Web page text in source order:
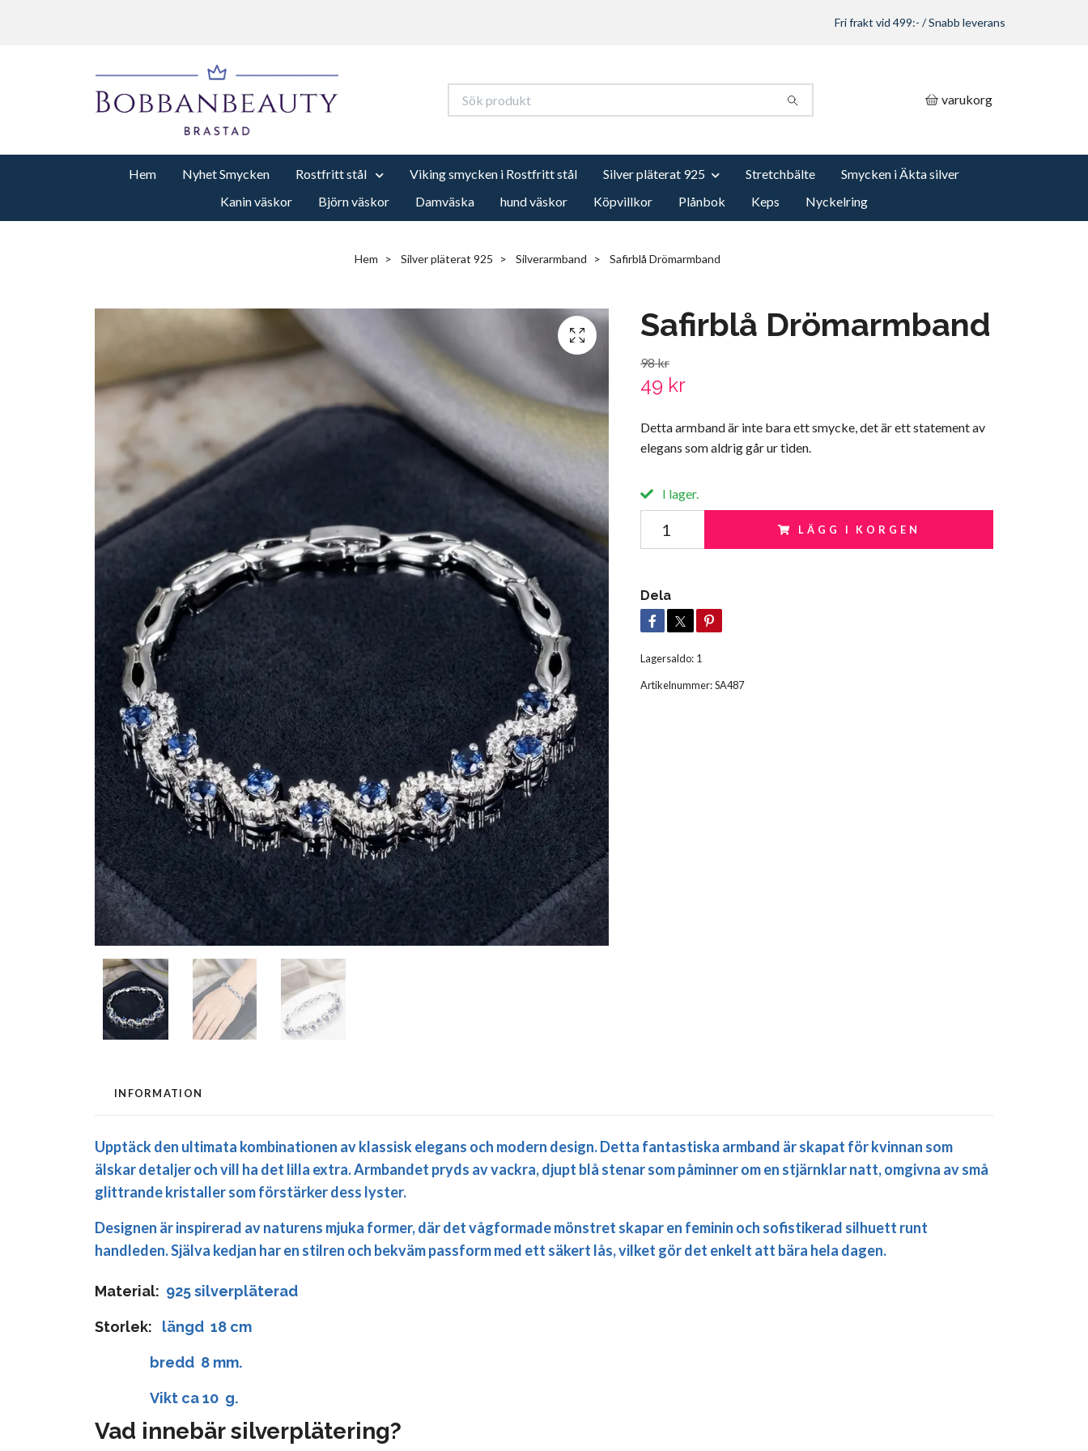
Fri frakt vid 499:- / Snabb leverans
varukorg
Hem Nyhet Smycken Rostfritt stål Viking smycken i Rostfritt stål Silver pläterat 925 Stretchbälte
Smycken i Äkta silver
Kanin väskor
Björn väskor Damväska hund väskor Köpvillkor Plånbok Keps Nyckelring
Hem Silver pläterat 925 Silverarmband Safirblå Drömarmband
Safirblå Drömarmband
98 kr
49 kr
Detta armband är inte bara ett smycke, det är ett statement av
elegans som aldrig går ur tiden.
I lager.
LÄGG I KORGEN
Dela
Lagersaldo: 1
Artikelnummer:SA487
INFORMATION
Upptäck den ultimata kombinationen av klassisk elegans och modern design. Detta fantastiska armband är skapat för kvinnan som
älskar detaljer och vill ha det lilla extra. Armbandet pryds av vackra, djupt blå stenar som påminner om en stjärnklar natt, omgivna av små
glittrande kristaller som förstärker dess lyster.
Designen är inspirerad av naturens mjuka former, där det vågformade mönstret skapar en feminin och sofistikerad silhuett runt
handleden. Själva kedjan har en stilren och bekväm passform med ett säkert lås, vilket gör det enkelt att bära hela dagen.
Material: 925 silverpläterad
Storlek: längd 18 cm
bredd 8 mm.
Vikt ca 10 g.
Vad innebär silverplätering?